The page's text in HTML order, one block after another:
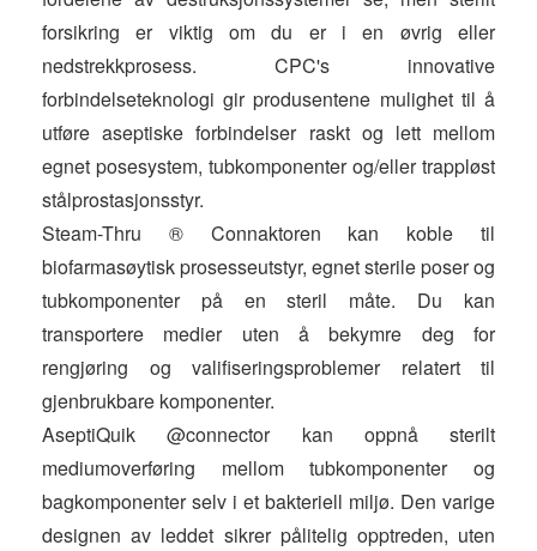
forsikring er viktig om du er i en øvrig eller
nedstrekkprosess. CPC's innovative
forbindelseteknologi gir produsentene mulighet til å
utføre aseptiske forbindelser raskt og lett mellom
egnet posesystem, tubkomponenter og/eller trappløst
stålprostasjonsstyr.
Steam-Thru ® Connaktoren kan koble til
biofarmasøytisk prosesseutstyr, egnet sterile poser og
tubkomponenter på en steril måte. Du kan
transportere medier uten å bekymre deg for
rengjøring og valifiseringsproblemer relatert til
gjenbrukbare komponenter.
AseptiQuik @connector kan oppnå sterilt
mediumoverføring mellom tubkomponenter og
bagkomponenter selv i et bakteriell miljø. Den varige
designen av leddet sikrer pålitelig opptreden, uten